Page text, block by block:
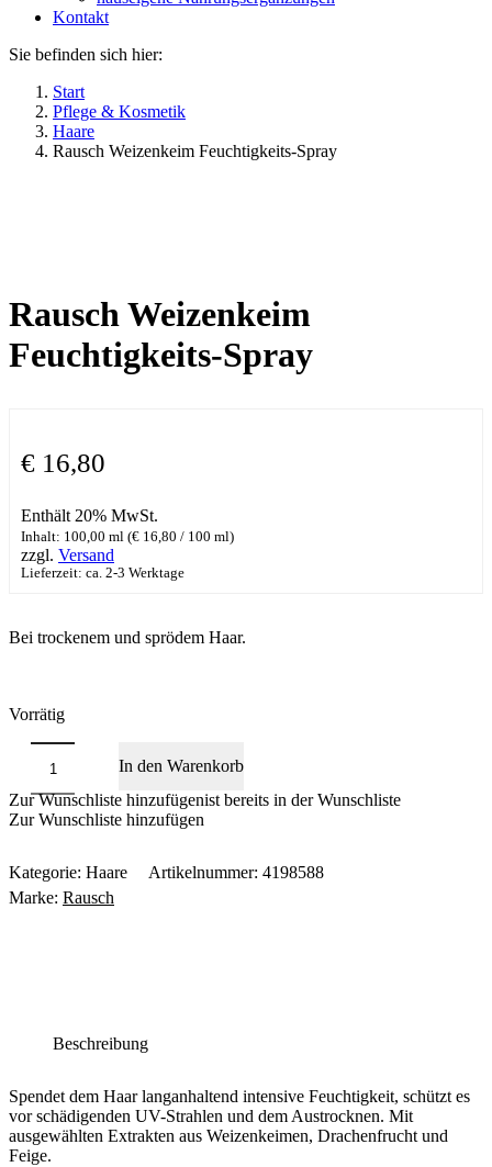
Kontakt
Sie befinden sich hier:
Start
Pflege & Kosmetik
Haare
Rausch Weizenkeim Feuchtigkeits-Spray
Rausch Weizenkeim
Feuchtigkeits-Spray
€ 16,80
Enthält 20% MwSt.
Inhalt: 100,00 ml (€ 16,80 / 100 ml)
zzgl. Versand
Lieferzeit: ca. 2-3 Werktage
Bei trockenem und sprödem Haar.
Vorrätig
Weizenkeim
Feuchtigkeits-
Spray
Menge
In den Warenkorb
Zur Wunschliste hinzufügenist bereits in der Wunschliste
Zur Wunschliste hinzufügen
Kategorie: Haare Artikelnummer: 4198588
Marke: Rausch
Beschreibung
Spendet dem Haar langanhaltend intensive Feuchtigkeit, schützt es
vor schädigenden UV-Strahlen und dem Austrocknen. Mit
ausgewählten Extrakten aus Weizenkeimen, Drachenfrucht und
Feige.